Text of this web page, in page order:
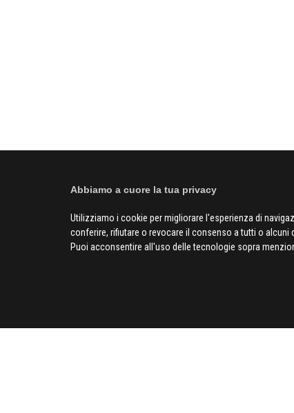
Abbiamo a cuore la tua privacy
Utilizziamo i cookie per migliorare l'esperienza di
conferire, rifiutare o revocare il consenso a tutti o
Puoi acconsentire all'uso delle tecnologie sopra